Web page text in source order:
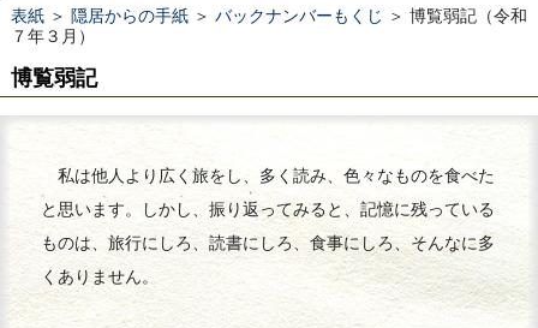
表紙＞ 隠居からの手紙＞ バックナンバーもくじ ＞ 博覧弱記（令和
７年３月）
博覧弱記
私は他人より広く旅をし、多く読み、色々なものを食べた
と思います。しかし、振り返ってみると、記憶に残っている
ものは、旅行にしろ、読書にしろ、食事にしろ、そんなに多
くありません。